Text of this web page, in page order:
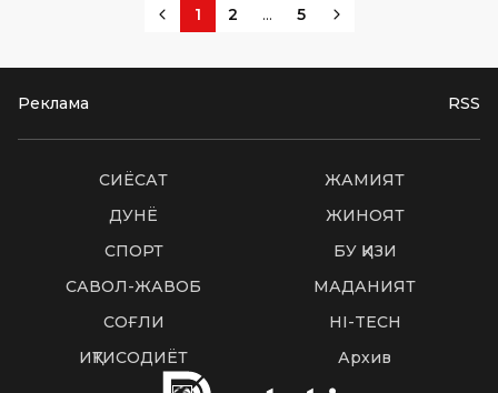
1 2 ... 5
Реклама RSS
СИËСАТ
ЖАМИЯТ
ДУНË
ЖИНОЯТ
СПОРТ
БУ ҚИЗИҚ
САВОЛ-ЖАВОБ
МАДАНИЯТ
СОҒЛИҚ
HI-TECH
ИҚТИСОДИЁТ
Архив